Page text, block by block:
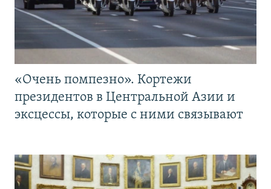
«Очень помпезно». Кортежи
президентов в Центральной Азии и
эксцессы, которые с ними связывают